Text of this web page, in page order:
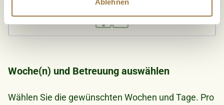
soziale Medien, Werbung und Analysen weiter. Unsere
Partner führen diese Informationen möglicherweise mit
weiteren Daten zusammen, die Sie ihnen bereitgestellt
Woche(n) und Betreuung auswählen
Wählen Sie die gewünschten Wochen und Tage. Pro